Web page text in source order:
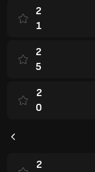
2
1
2
5
2
0
2